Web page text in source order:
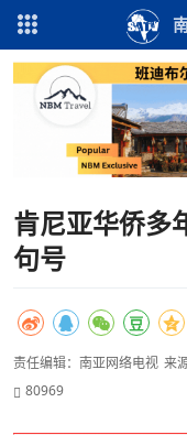
肯尼亚华侨多
句号
责任编辑：南亚网络电视 来
80969